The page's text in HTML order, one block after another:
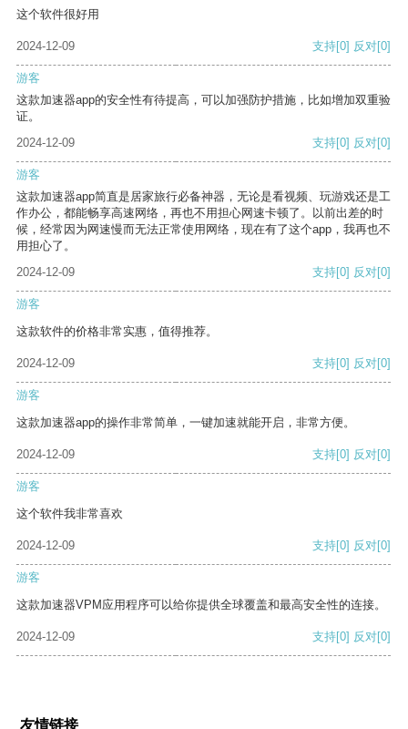
这个软件很好用
2024-12-09 支持[0] 反对[0]
游客
这款加速器app的安全性有待提高，可以加强防护措施，比如增加双重验
证。
2024-12-09
支持[0] 反对[0]
游客
这款加速器app简直是居家旅行必备神器，无论是看视频、玩游戏还是工
作办公，都能畅享高速网络，再也不用担心网速卡顿了。以前出差的时
候，经常因为网速慢而无法正常使用网络，现在有了这个app，我再也不
用担心了。
2024-12-09
支持[0] 反对[0]
游客
这款软件的价格非常实惠，值得推荐。
2024-12-09 支持[0] 反对[0]
游客
这款加速器app的操作非常简单，一键加速就能开启，非常方便。
2024-12-09 支持[0] 反对[0]
游客
这个软件我非常喜欢
2024-12-09 支持[0] 反对[0]
游客
这款加速器VPM应用程序可以给你提供全球覆盖和最高安全性的连接。
2024-12-09 支持[0] 反对[0]
友情链接